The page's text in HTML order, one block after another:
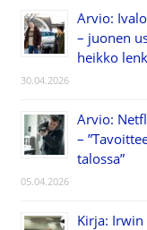
Arvio:
– juonen
heikko
30.04.2026
Arvio:
–
talossa”
05.04.2026
Kirja: Irwin